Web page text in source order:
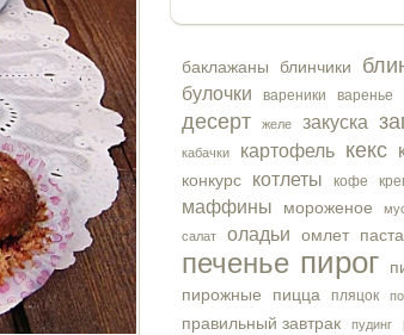
баклажаны блинчики
булочки вареники варенье
десерт желе закуска
кабачки картофель кекс
конкурс котлеты кофе
маффины мороженое
салат
оладьи омлет паста
печенье пирог
пирожные пицца пляцок
правильный завтрак пудинг